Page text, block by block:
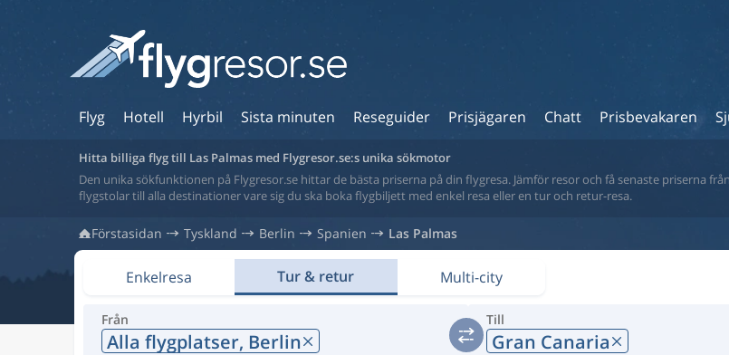
Flyg Hotell Hyrbil Sista minuten Reseguider Prisjägaren Chatt Prisbevakaren
Hitta billiga flyg till Las Palmas med Flygresor.se:s unika sökmotor
Den unika sökfunktionen på Flygresor.se hittar de bästa priserna på din flygresa. Jämför resor och få senaste priserna
flygstolar till alla destinationer vare sig du ska boka flygbiljett med enkel resa eller en tur och retur-resa.
Förstasidan Tyskland Berlin Spanien Las Palmas
Enkelresa Tur & retur Multi-city
Från
Alla flygplatser, Berlin
Till
Gran Canaria